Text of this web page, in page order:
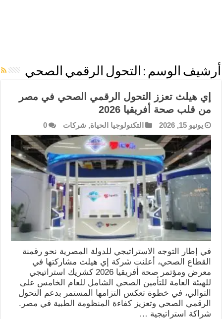
أرشيف الوسم : التحول الرقمي الصحي
إي هيلث تعزز التحول الرقمي الصحي في مصر
من قلب صحة أفريقيا 2026
يونيو 15, 2026 التكنولوجيا الحياة, شركات 0
في إطار التوجه الاستراتيجي للدولة المصرية نحو رقمنة
القطاع الصحي، أعلنت شركة إي هيلث مشاركتها في
معرض ومؤتمر صحة أفريقيا 2026 كشريك استراتيجي
للهيئة العامة للتأمين الصحي الشامل للعام الخامس على
التوالي، في خطوة تعكس التزامها المستمر بدعم التحول
الرقمي الصحي وتعزيز كفاءة المنظومة الطبية في مصر.
شراكة استراتيجية …